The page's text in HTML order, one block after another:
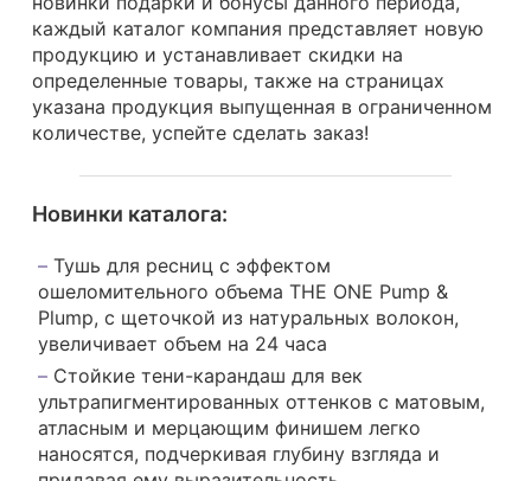
каждый каталог компания представляет новую
продукцию и устанавливает скидки на
определенные товары, также на страницах
указана продукция выпущенная в ограниченном
количестве, успейте сделать заказ!
Новинки каталога:
Тушь для ресниц с эффектом
ошеломительного объема THE ONE Pump &
Plump, с щеточкой из натуральных волокон,
увеличивает объем на 24 часа
Стойкие тени-карандаш для век
ультрапигментированных оттенков с матовым,
атласным и мерцающим финишем легко
наносятся, подчеркивая глубину взгляда и